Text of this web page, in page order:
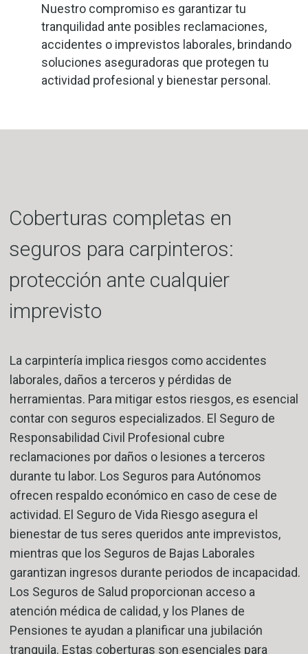
Nuestro compromiso es garantizar tu
tranquilidad ante posibles reclamaciones,
accidentes o imprevistos laborales, brindando
soluciones aseguradoras que protegen tu
actividad profesional y bienestar personal.
Coberturas completas en
seguros para carpinteros:
protección ante cualquier
imprevisto
La carpintería implica riesgos como accidentes
laborales, daños a terceros y pérdidas de
herramientas. Para mitigar estos riesgos, es esencial
contar con seguros especializados. El Seguro de
Responsabilidad Civil Profesional cubre
reclamaciones por daños o lesiones a terceros
durante tu labor. Los Seguros para Autónomos
ofrecen respaldo económico en caso de cese de
actividad. El Seguro de Vida Riesgo asegura el
bienestar de tus seres queridos ante imprevistos,
mientras que los Seguros de Bajas Laborales
garantizan ingresos durante periodos de incapacidad.
Los Seguros de Salud proporcionan acceso a
atención médica de calidad, y los Planes de
Pensiones te ayudan a planificar una jubilación
tranquila. Estas coberturas son esenciales para